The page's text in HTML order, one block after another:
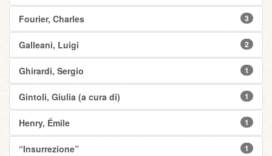
Fourier, Charles 3
Galleani, Luigi 2
Ghirardi, Sergio 1
Gintoli, Giulia (a cura di) 1
Henry, Émile 1
“Insurrezione” 1